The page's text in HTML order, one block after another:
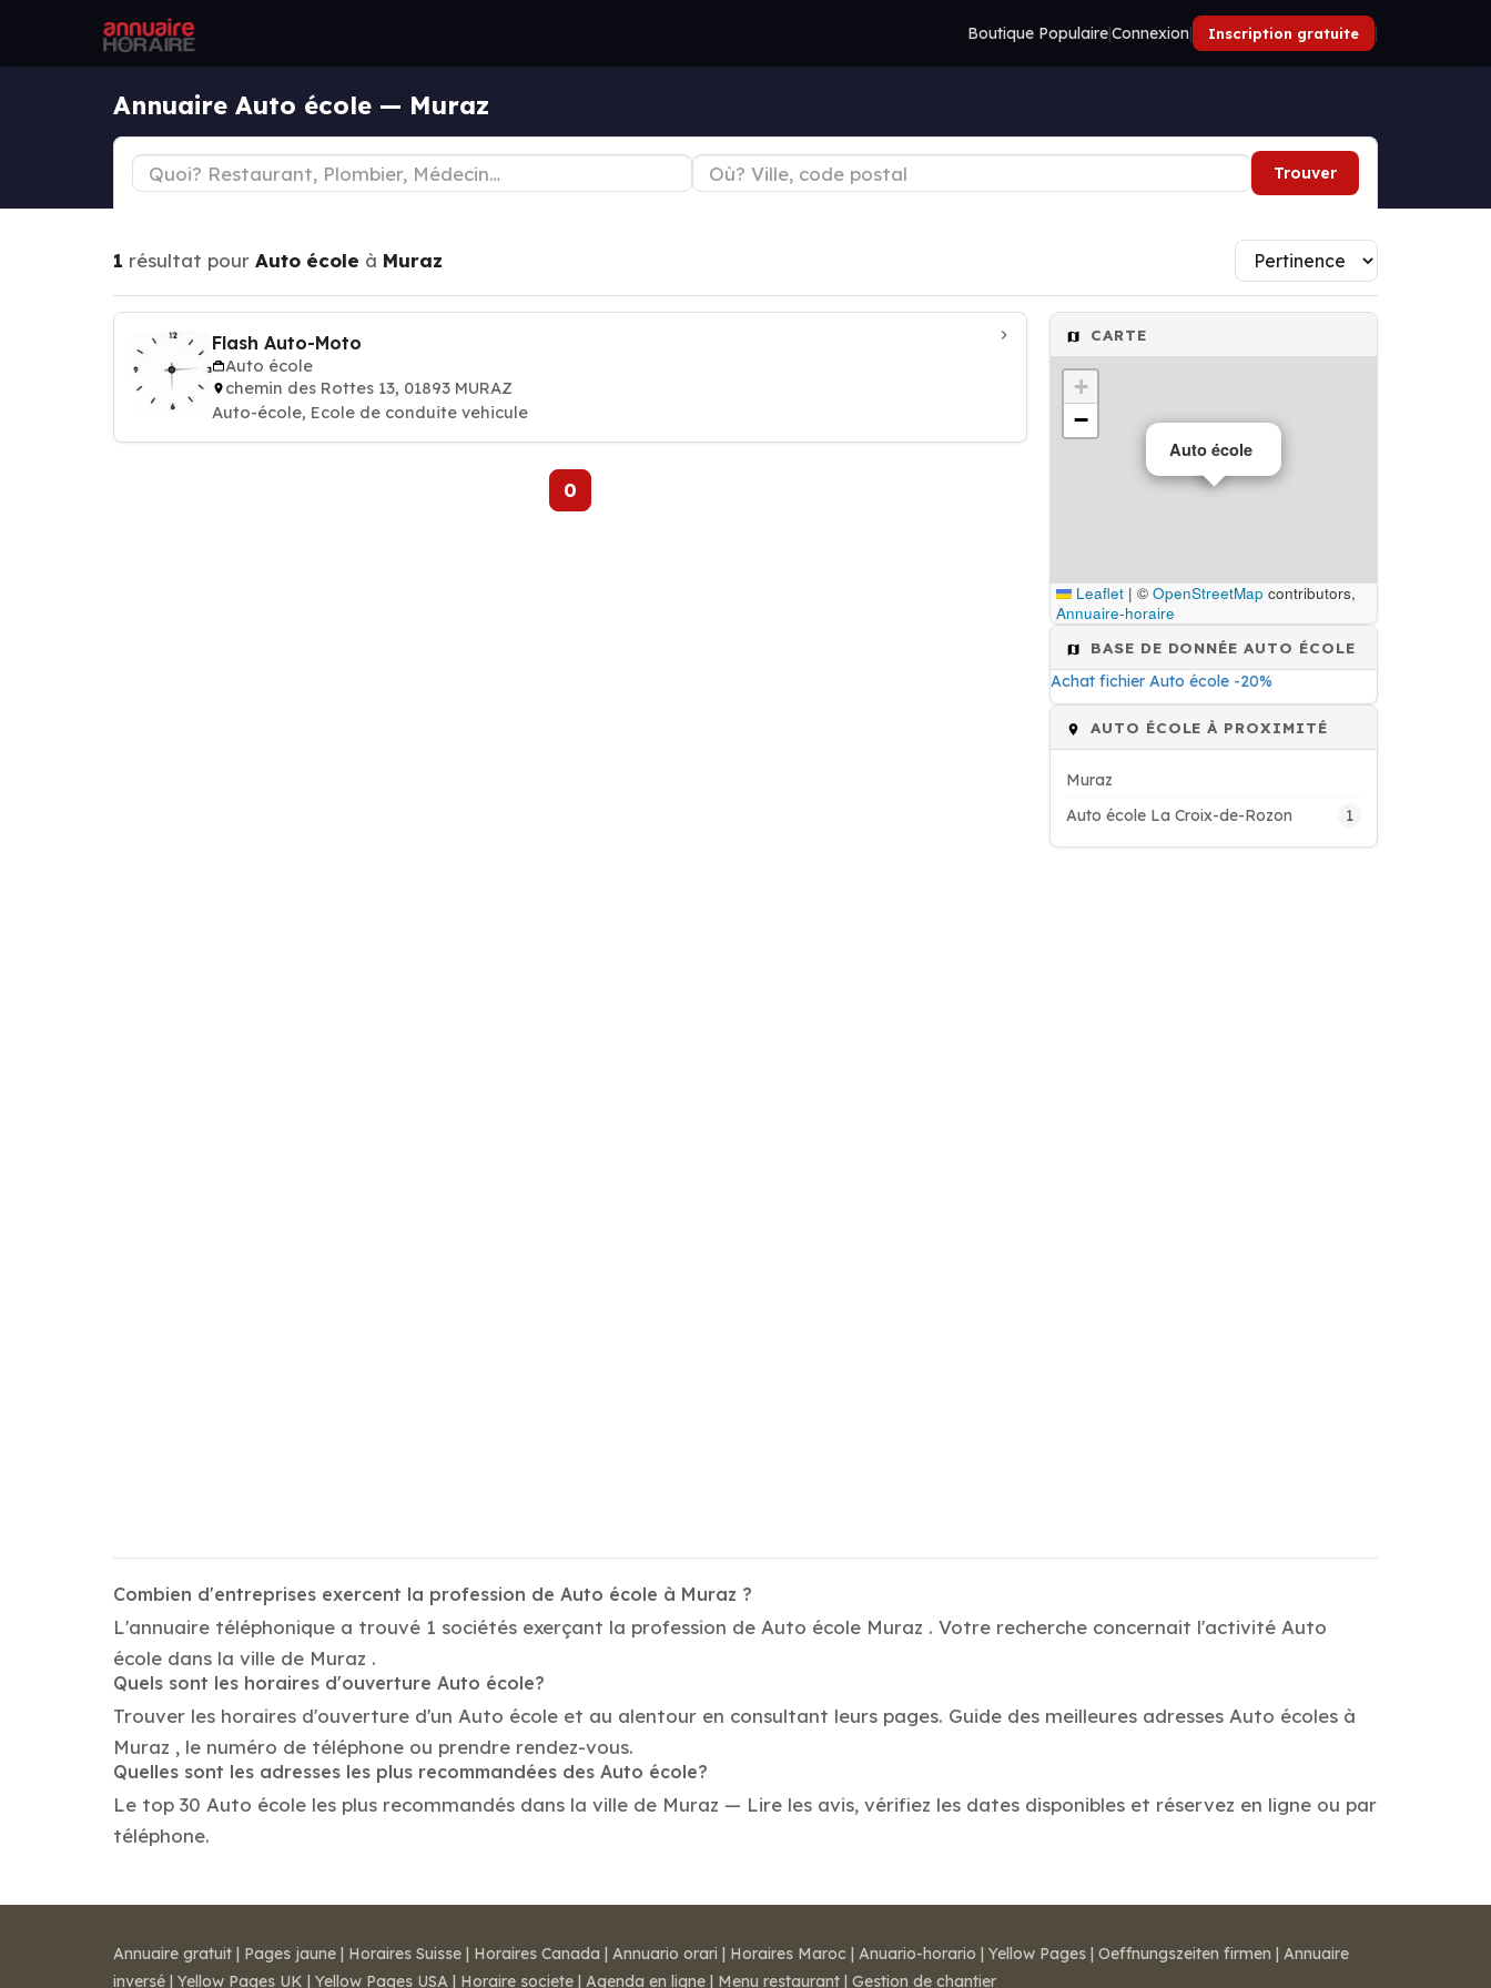
Boutique Populaire|Connexion| Inscription gratuite |
Annuaire Auto école — Muraz
Trouver
1 résultat pour Auto école à Muraz
Flash Auto-Moto
Auto école
chemin des Rottes 13, 01893 MURAZ
Auto-école, Ecole de conduite vehicule
0
CARTE
Auto école
+
−
Leaflet | © OpenStreetMap contributors,
Annuaire-horaire
BASE DE DONNÉE AUTO ÉCOLE
Achat fichier Auto école -20%
AUTO ÉCOLE À PROXIMITÉ
Muraz
Auto école La Croix-de-Rozon
1
Combien d'entreprises exercent la profession de Auto école à Muraz ?
L'annuaire téléphonique a trouvé 1 sociétés exerçant la profession de Auto école Muraz . Votre recherche concernait l'activité Auto
école dans la ville de Muraz .
Quels sont les horaires d'ouverture Auto école?
Trouver les horaires d'ouverture d'un Auto école et au alentour en consultant leurs pages. Guide des meilleures adresses Auto écoles à
Muraz , le numéro de téléphone ou prendre rendez-vous.
Quelles sont les adresses les plus recommandées des Auto école?
Le top 30 Auto école les plus recommandés dans la ville de Muraz — Lire les avis, vérifiez les dates disponibles et réservez en ligne ou par
téléphone.
Annuaire gratuit | Pages jaune | Horaires Suisse | Horaires Canada | Annuario orari | Horaires Maroc | Anuario-horario | Yellow Pages | Oeffnungszeiten firmen | Annuaire
inversé | Yellow Pages UK | Yellow Pages USA | Horaire societe | Agenda en ligne | Menu restaurant | Gestion de chantier